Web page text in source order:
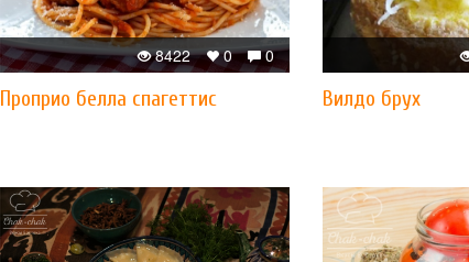
0
0
8422
Проприо белла спагеттис Вилдо брух